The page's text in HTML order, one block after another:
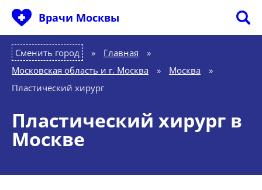
Врачи Москвы
Сменить город Главная
»
Московская область и г. Москва
» Москва
»
Пластический хирург
Пластический хирург в
Москве